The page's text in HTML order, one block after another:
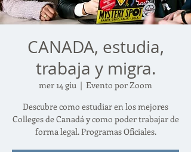
CANADA, estudia,
trabaja y migra.
mer 14 giu
  |
Evento por Zoom
Descubre como estudiar en los mejores
Colleges de Canadá y como poder trabajar de
forma legal. Programas Oficiales.